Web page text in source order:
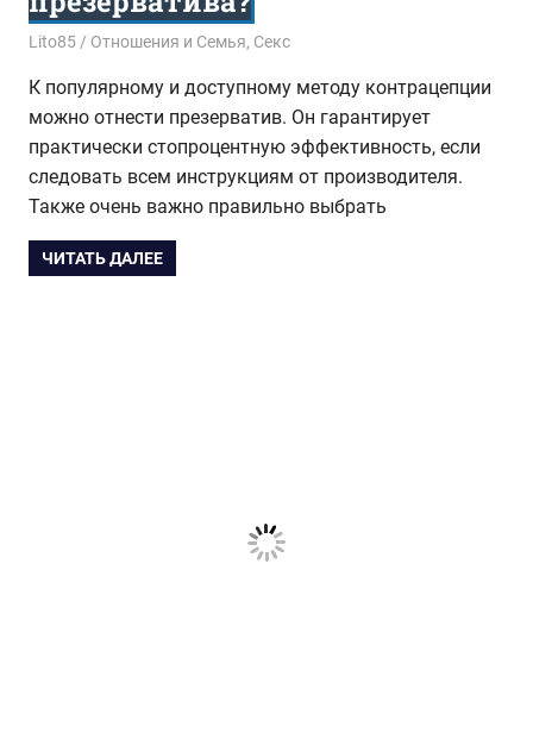
24.04.2017
Lito85 Отношения и Семья, Секс
К популярному и доступному методу контрацепции
можно отнести презерватив. Он гарантирует
практически стопроцентную эффективность, если
следовать всем инструкциям от производителя.
Также очень важно правильно выбрать
ЧИТАТЬ ДАЛЕЕ